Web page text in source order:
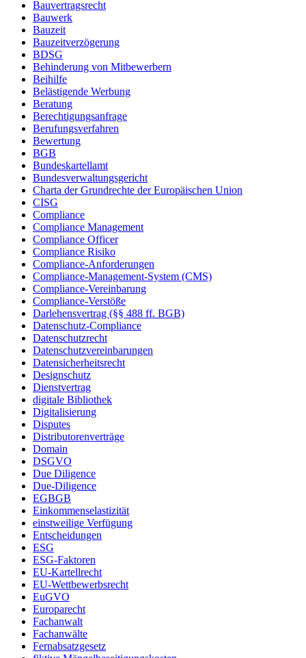
Bauvertragsrecht
Bauwerk
Bauzeit
Bauzeitverzögerung
BDSG
Behinderung von Mitbewerbern
Beihilfe
Belästigende Werbung
Beratung
Berechtigungsanfrage
Berufungsverfahren
Bewertung
BGB
Bundeskartellamt
Bundesverwaltungsgericht
Charta der Grundrechte der Europäischen Union
CISG
Compliance
Compliance Management
Compliance Officer
Compliance Risiko
Compliance-Anforderungen
Compliance-Management-System (CMS)
Compliance-Vereinbarung
Compliance-Verstöße
Darlehensvertrag (§§ 488 ff. BGB)
Datenschutz-Compliance
Datenschutzrecht
Datenschutzvereinbarungen
Datensicherheitsrecht
Designschutz
Dienstvertrag
digitale Bibliothek
Digitalisierung
Disputes
Distributorenverträge
Domain
DSGVO
Due Diligence
Due-Diligence
EGBGB
Einkommenselastizität
einstweilige Verfügung
Entscheidungen
ESG
ESG-Faktoren
EU-Kartellrecht
EU-Wettbewerbsrecht
EuGVO
Europarecht
Fachanwalt
Fachanwälte
Fernabsatzgesetz